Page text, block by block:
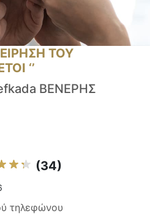
ΤΟΥ
‘’
ΒΕΝΕΡΗΣ
(34)
τηλεφώνου